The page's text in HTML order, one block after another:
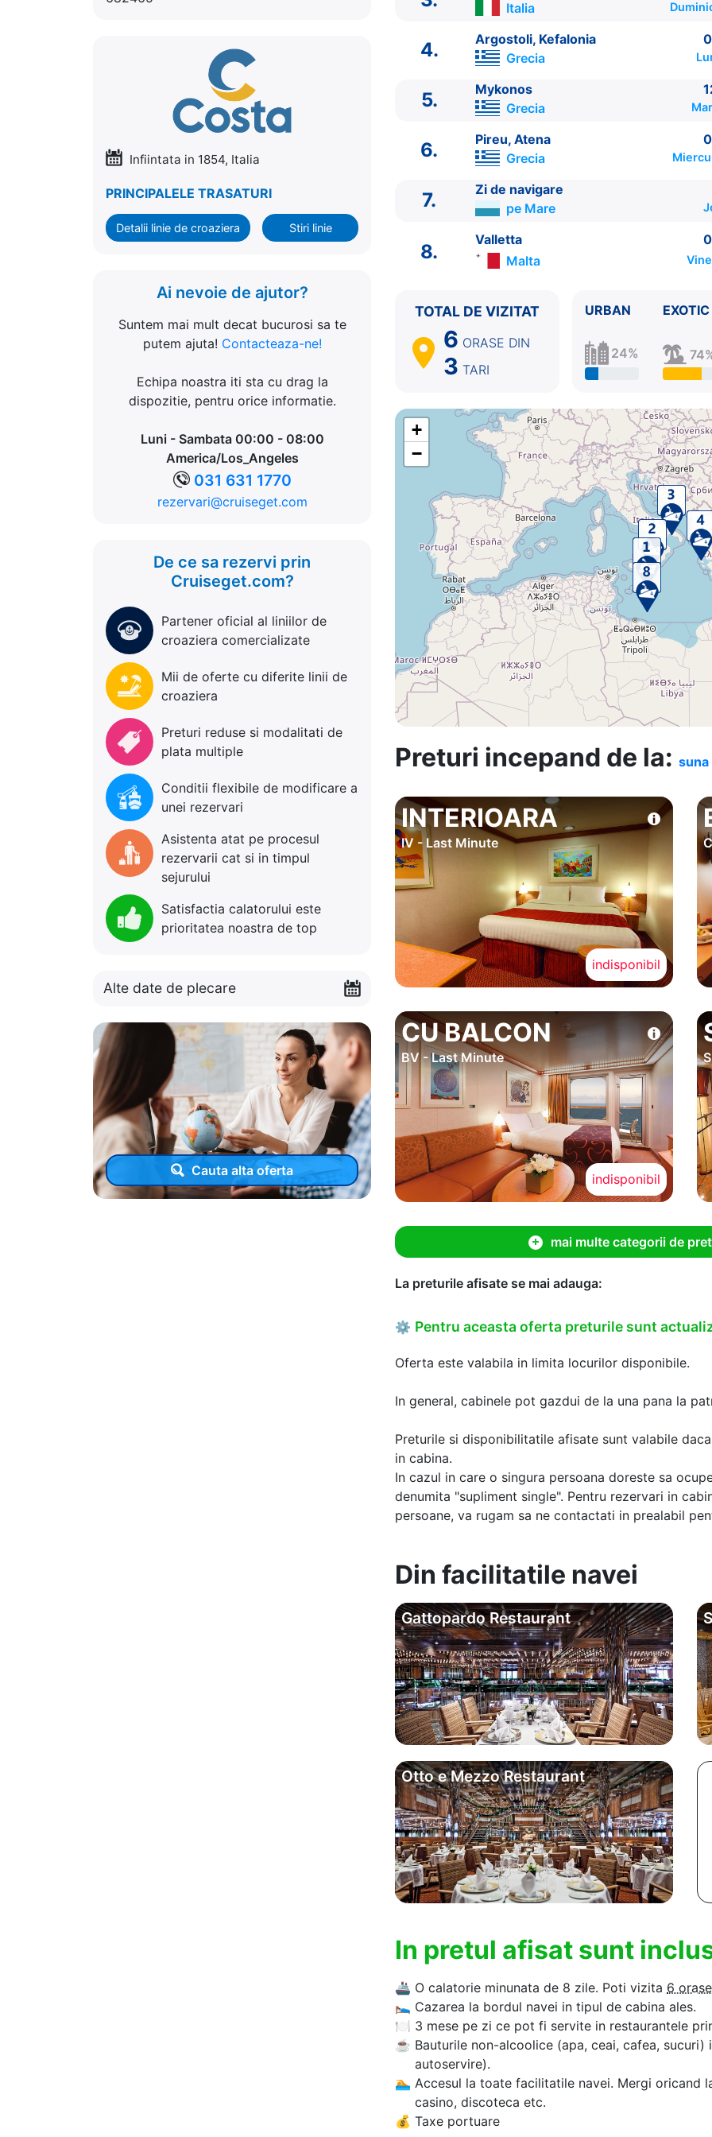
Infiintata in 1854, Italia
PRINCIPALELE TRASATURI
Detalii linie de croaziera Stiri linie
Ai nevoie de ajutor?
Suntem mai mult decat bucurosi sa te
putem ajuta! Contacteaza-ne!
Echipa noastra iti sta cu drag la
dispozitie, pentru orice informatie.
Luni - Sambata 00:00 - 08:00
America/Los_Angeles
031 631 1770
rezervari@cruiseget.com
De ce sa rezervi prin
Cruiseget.com?
Partener oficial al liniilor de
croaziera comercializate
Mii de oferte cu diferite linii de
croaziera
Preturi reduse si modalitati de
plata multiple
Conditii flexibile de modificare a
unei rezervari
Asistenta atat pe procesul
rezervarii cat si in timpul
sejurului
Satisfactia calatorului este
prioritatea noastra de top
Alte date de plecare
Cauta alta oferta
ITINERARIU
Ziua | Portul | Sosire - Plecare
Valletta Malta ⚓ - 19:00
Catania, Sicilia Italia
4. Argostoli, Kefalonia
Grecia 12:00 - 22:30
7. Zi de navigare pe Mare
0:00 - 0:00
Italia
4. Argostoli, Kefalonia
Grecia
5. Mykonos
Grecia
6. Pireu, Atena
Grecia
7.
Zi de navigare
pe Mare
8.
Valletta
Malta
TOTAL DE VIZITAT
6 ORASE DIN
3 TARI
URBAN
24%
EXOTIC
+
−
Preturi incepand de la:
INTERIOARA
IV - Last Minute
indisponibil
CU BALCON
BV - Last Minute
indisponibil
S
mai multe categorii de pret
La preturile afisate se mai adauga:
⚙ Pentru aceasta oferta preturile sunt
Oferta este valabila in limita locurilor disponibile.
In general, cabinele pot gazdui de la una pana la
Preturile si disponibilitatile afisate sunt valabile
in cabina.
In cazul in care o singura persoana doreste sa
denumita "supliment single". Pentru rezervari in
persoane, va rugam sa ne contactati in prealabil
Din facilitatile navei
Gattopardo Restaurant
Otto e Mezzo Restaurant
In pretul afisat sunt
🚢 O calatorie minunata de 8 zile. Poti vizita 6 orase
🛌 Cazarea la bordul navei in tipul de cabina ales.
🍽 3 mese pe zi ce pot fi servite in restaurantele
☕ Bauturile non-alcoolice (apa, ceai, cafea,
autoservire).
🏊‍ Accesul la toate facilitatile navei. Mergi oricand
casino, discoteca etc.
💰 Taxe portuare